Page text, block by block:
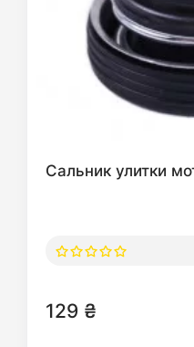
Сальник улитки
129 ₴